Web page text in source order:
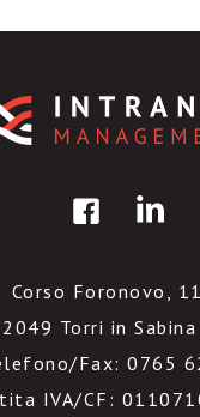
Corso Foronovo,
Torri in Sabina
Fax: 0765
IVA/CF: